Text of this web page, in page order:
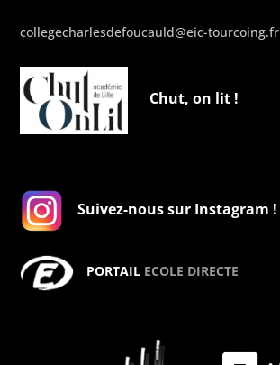
collegecharlesdefoucauld@eic-tourcoing.fr
Chut, on lit !
Suivez-nous sur Instagram !
PORTAIL ECOLE DIRECTE